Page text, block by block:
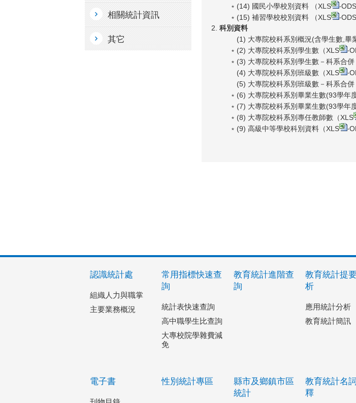
相關統計資訊
其它
﹡(14) 國民小學校別資料 （XLS ‧ODS
﹡(15) 補習學校校別資料 （XLS ‧ODS
科別資料
(1) 大專院校科系別概況(含學生數,畢
﹡(2) 大專院校科系別學生數（XLS ‧
﹡(3) 大專院校科系別學生數－科系合併
(4) 大專院校科系別班級數（XLS ‧
(5) 大專院校科系別班級數－科系合併
﹡(6) 大專院校科系別畢業生數(93學年
﹡(7) 大專院校科系別畢業生數(93學年
﹡(8) 大專院校科系別專任教師數（XLS
﹡(9) 高級中等學校科別資料（XLS ‧
認識統計處
組織人力與職掌
主要業務概況
常用指標快速查
詢
統計表快速查詢
高中職學生比查詢
大專校院學雜費減
免
教育統計進階查
詢
教育統計提
析
應用統計分析
教育統計簡訊
電子書 性別統計專區
縣市及鄉鎮市區
統計
教育統計名
釋